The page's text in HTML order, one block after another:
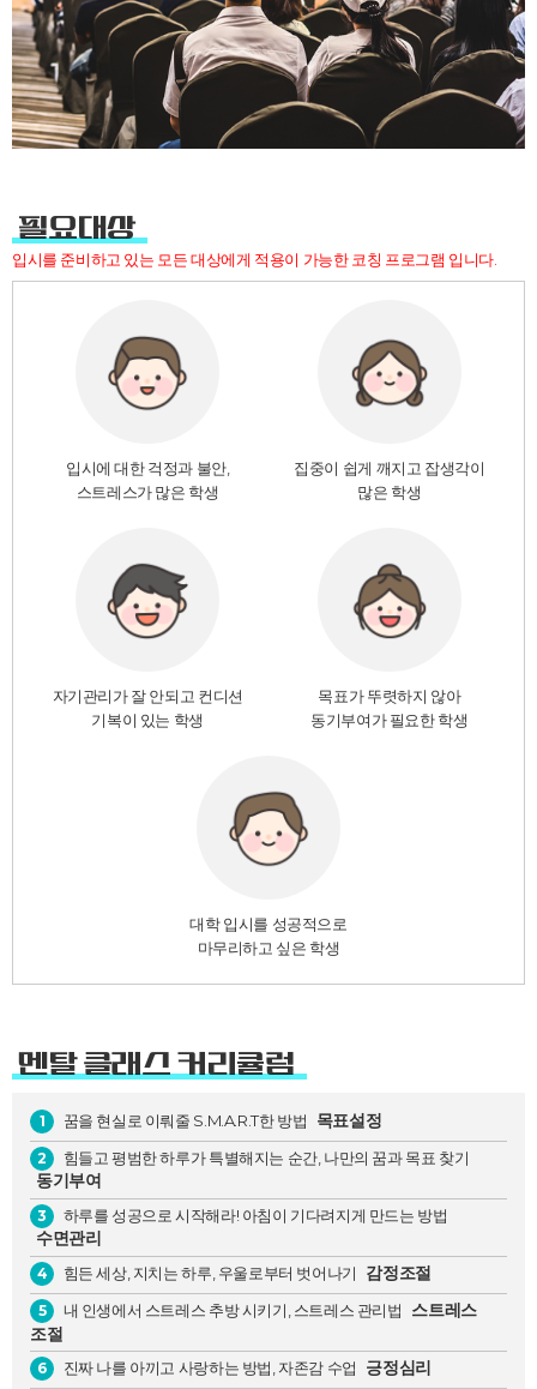
필요대상
입시를 준비하고 있는 모든 대상에게 적용이 가능한 코칭 프로그램 입니다.
입시에 대한 걱정과 불안,
스트레스가 많은 학생
집중이 쉽게 깨지고 잡생각이
많은 학생
자기관리가 잘 안되고 컨디션
기복이 있는 학생
목표가 뚜렷하지 않아
동기부여가 필요한 학생
대학 입시를 성공적으로
마무리하고 싶은 학생
멘탈 클래스 커리큘럼
1 꿈을 현실로 이뤄줄 S.M.A.R.T한 방법 목표설정
2 힘들고 평범한 하루가 특별해지는 순간, 나만의 꿈과 목표 찾기
동기부여
3 하루를 성공으로 시작해라! 아침이 기다려지게 만드는 방법
수면관리
4 힘든 세상, 지치는 하루, 우울로부터 벗어나기 감정조절
5 내 인생에서 스트레스 추방 시키기, 스트레스 관리법 스트레스
조절
6 진짜 나를 아끼고 사랑하는 방법, 자존감 수업 긍정심리